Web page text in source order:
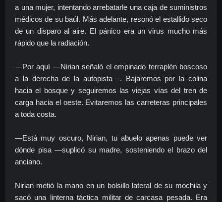
a una mujer, intentando arrebatarle una caja de suministros
médicos de su baúl. Más adelante, resonó el estallido seco
de un disparo al aire. El pánico era un virus mucho más
rápido que la radiación.
—Por aquí —Nirian señaló el empinado terraplén boscoso
a la derecha de la autopista—. Bajaremos por la colina
hacia el bosque y seguiremos las viejas vías del tren de
carga hacia el oeste. Evitaremos las carreteras principales
a toda costa.
—Está muy oscuro, Nirian, tu abuelo apenas puede ver
dónde pisa —suplicó su madre, sosteniendo el brazo del
anciano.
Nirian metió la mano en un bolsillo lateral de su mochila y
sacó una linterna táctica militar de carcasa pesada. Era